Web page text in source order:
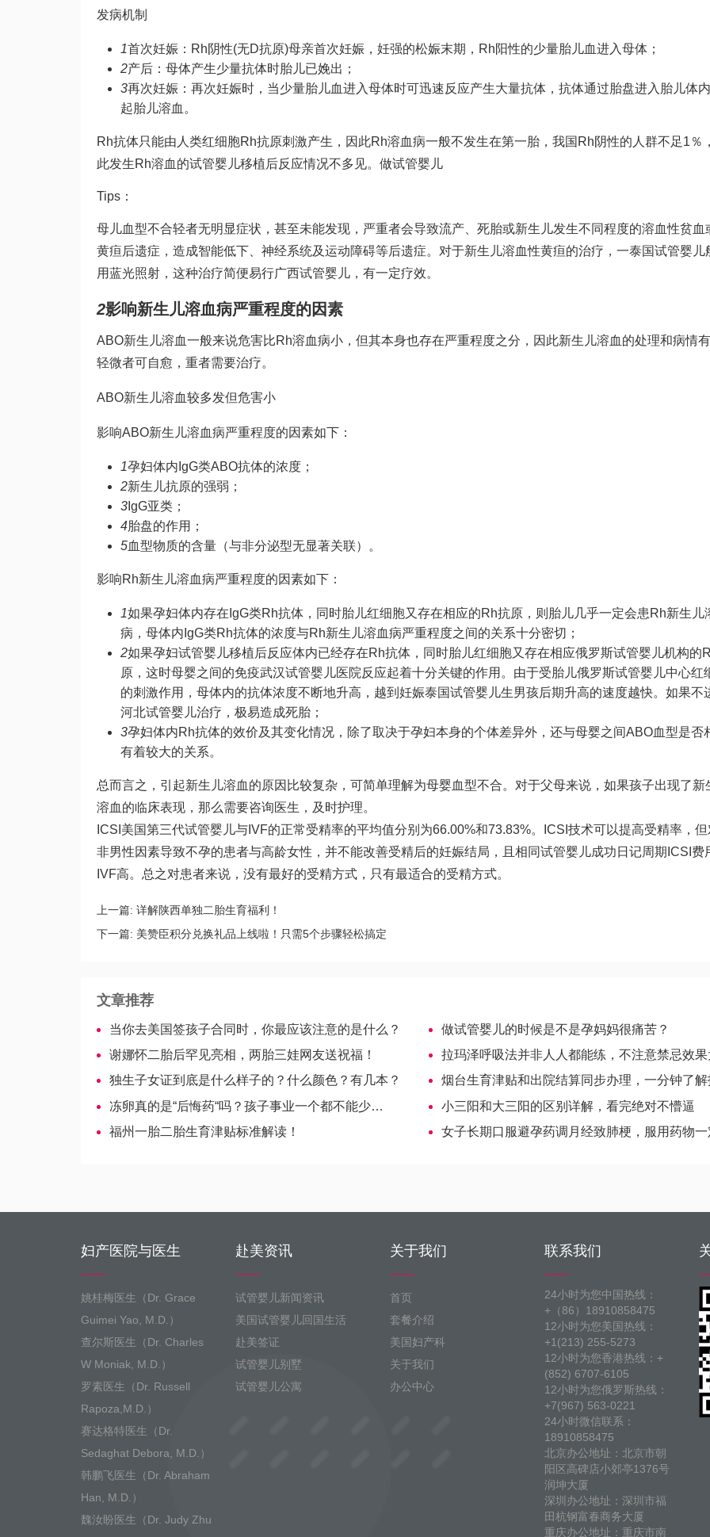
发病机制
1首次妊娠：Rh阴性(无D抗原)母亲首次妊娠，妊强的松娠末期，Rh阳性的少量胎儿血进入母体；
2产后：母体产生少量抗体时胎儿已娩出；
3再次妊娠：再次妊娠时，当少量胎儿血进入母体时可迅速反应产生大量抗体，抗体通过胎盘进入胎儿体内
起胎儿溶血。
Rh抗体只能由人类红细胞Rh抗原刺激产生，因此Rh溶血病一般不发生在第一胎，我国Rh阴性的人群不足1％
此发生Rh溶血的试管婴儿移植后反应情况不多见。 做试管婴儿
Tips：
母儿血型不合轻者无明显症状，甚至未能发现，严重者会导致流产、死胎或新生儿发生不同程度的溶血性贫血
黄疸后遗症，造成智能低下、神经系统及运动障碍等后遗症。对于新生儿溶血性黄疸的治疗，一泰国试管婴儿
用蓝光照射，这种治疗简便易行广西试管婴儿 ，有一定疗效。
2影响新生儿溶血病严重程度的因素
ABO新生儿溶血一般来说危害比Rh溶血病小，但其本身也存在严重程度之分，因此新生儿溶血的处理和病情有
轻微者可自愈，重者需要治疗。
ABO新生儿溶血较多发但危害小
影响ABO新生儿溶血病严重程度的因素如下：
1孕妇体内IgG类ABO抗体的浓度；
2新生儿抗原的强弱；
3 IgG亚类；
4胎盘的作用；
5血型物质的含量（与非分泌型无显著关联）。
影响Rh新生儿溶血病严重程度的因素如下：
1如果孕妇体内存在IgG类Rh抗体，同时胎儿红细胞又存在相应的Rh抗原，则胎儿几乎一定会患Rh新生儿
病，母体内IgG类Rh抗体的浓度与Rh新生儿溶血病严重程度之间的关系十分密切；
2如果孕妇试管婴儿移植后反应体内已经存在Rh抗体，同时胎儿红细胞又存在相应俄罗斯试管婴儿机构的
原，这时母婴之间的免疫武汉试管婴儿医院反应起着十分关键的作用。由于受胎儿俄罗斯试管婴儿中心红
的刺激作用，母体内的抗体浓度不断地升高，越到妊娠泰国试管婴儿生男孩后期升高的速度越快。如果不
河北试管婴儿治疗，极易造成死胎；
3孕妇体内Rh抗体的效价及其变化情况，除了取决于孕妇本身的个体差异外，还与母婴之间ABO血型是否
有着较大的关系。
总而言之，引起新生儿溶血的原因比较复杂，可简单理解为母婴血型不合。对于父母来说，如果孩子出现了新
溶血的临床表现，那么需要咨询医生，及时护理。
ICSI美国第三代试管婴儿与IVF的正常受精率的平均值分别为66.00%和73.83%。ICSI技术可以提高受精率，
非男性因素导致不孕的患者与高龄女性，并不能改善受精后的妊娠结局，且相同试管婴儿成功日记周期ICSI费
IVF高。总之对患者来说，没有最好的受精方式，只有最适合的受精方式。
上一篇: 详解陕西单独二胎生育福利！
下一篇: 美赞臣积分兑换礼品上线啦！只需5个步骤轻松搞定
文章推荐
当你去美国签孩子合同时，你最应该注意的是什么？
做试管婴儿的时候是不是孕妈妈很痛苦？
谢娜怀二胎后罕见亮相，两胎三娃网友送祝福！
拉玛泽呼吸法并非人人都能练，不注意禁忌效果大打
独生子女证到底是什么样子的？什么颜色？有几本？
烟台生育津贴和出院结算同步办理，一分钟了解报销流
冻卵真的是“后悔药“吗？孩子事业一个都不能少…
小三阳和大三阳的区别详解，看完绝对不懵逼
福州一胎二胎生育津贴标准解读！
女子长期口服避孕药调月经致肺梗，服用药物一定要谨遵
妇产医院与医生
姚桂梅医生（Dr. Grace
Guimei Yao, M.D.）
查尔斯医生（Dr. Charles
W Moniak, M.D.）
罗素医生（Dr. Russell
Rapoza,M.D.）
赛达格特医生（Dr.
Sedaghat Debora, M.D.）
韩鹏飞医生（Dr. Abraham
Han, M.D.）
魏汝盼医生（Dr. Judy Zhu
赴美资讯
试管婴儿新闻资讯
美国试管婴儿回国生活
赴美签证
试管婴儿别墅
试管婴儿公寓
关于我们
首页
套餐介绍
美国妇产科
关于我们
办公中心
联系我们
24小时为您中国热线：
+（86）18910858475
12小时为您美国热线：
+1(213) 255-5273
12小时为您香港热线：+
(852) 6707-6105
12小时为您俄罗斯热线：
+7(967) 563-0221
24小时微信联系：
18910858475
北京办公地址：北京市朝
阳区高碑店小郊亭1376号
润坤大厦
深圳办公地址：深圳市福
田杭钢富春商务大厦
重庆办公地址：重庆市南